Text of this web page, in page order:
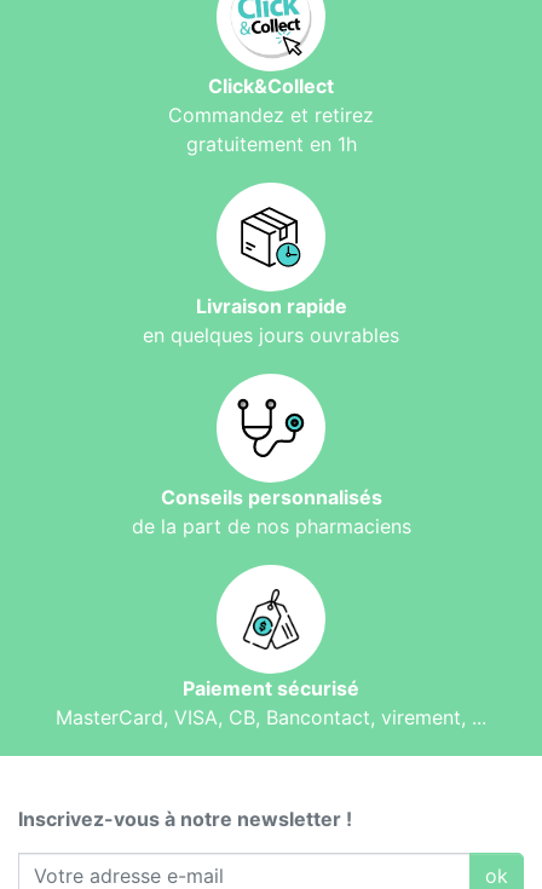
Click&Collect
Commandez et retirez
gratuitement en 1h
Livraison rapide
en quelques jours ouvrables
Conseils personnalisés
de la part de nos pharmaciens
Paiement sécurisé
MasterCard, VISA, CB, Bancontact, virement, ...
Inscrivez-vous à notre newsletter !
ok